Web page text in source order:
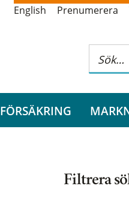
English Prenumerera
FÖRSÄKRING
Filtrera